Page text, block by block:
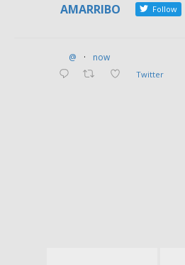
AMARRIBO Follow
@ · now
Twitter